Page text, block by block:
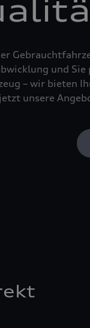
und
– wir bieten
unsere